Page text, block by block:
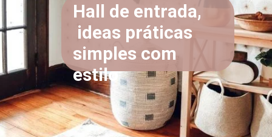
Hall de entrada,
ideas práticas
simples com
estilo